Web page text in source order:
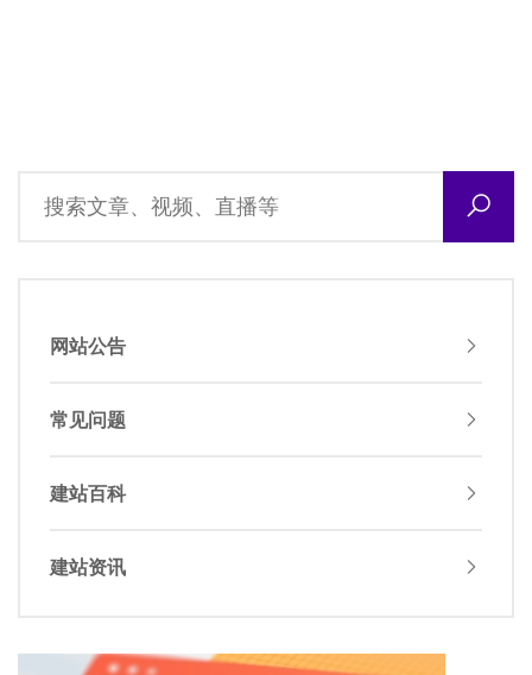
网站公告
常见问题
建站百科
建站资讯